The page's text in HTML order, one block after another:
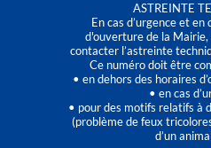
ASTREINTE
En cas d’urgence et
d'ouverture de la Mairie,
contacter l’astreinte
Ce numéro doit être
• en dehors des horaires
• en cas
• pour des motifs relatifs à
(problème de feux
d’un